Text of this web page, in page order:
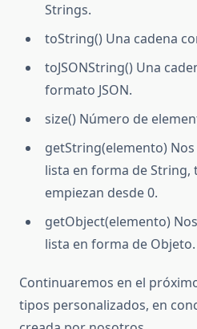
Strings.
toString() Una cadena
toJSONString() Una
formato JSON.
size() Número de
getString(elemento)
lista en forma de String,
empiezan desde 0.
getObject(elemento)
lista en forma de Objeto.
Continuaremos en el
tipos personalizados, en